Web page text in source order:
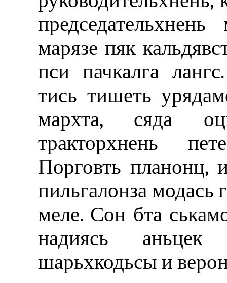
марязе пяк
пси пачкалга
тись тишеть
мархта, сяда
тракторхнень
Порговть планонц,
пильгалонза модась
меле. Сон бта
надиясь
шарьхкодьсы и